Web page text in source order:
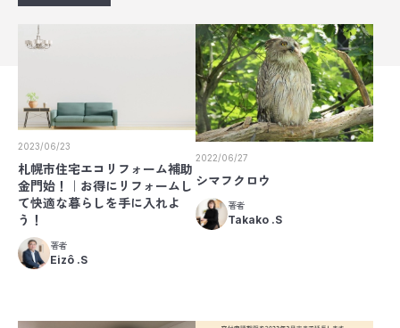
2023/06/23
札幌市住宅エコリフォーム補助
金門始！｜お得にリフォームし
て快適な暮らしを手に入れよ
う！
著者
Eizô .S
2022/06/27
シマフクロウ
著者
Takako .S